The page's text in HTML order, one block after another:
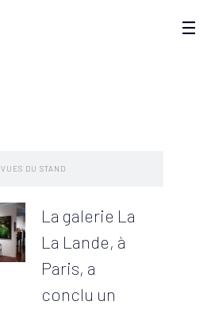
VUES DU STAND
La galerie La
La Lande, à
Paris, a
conclu un